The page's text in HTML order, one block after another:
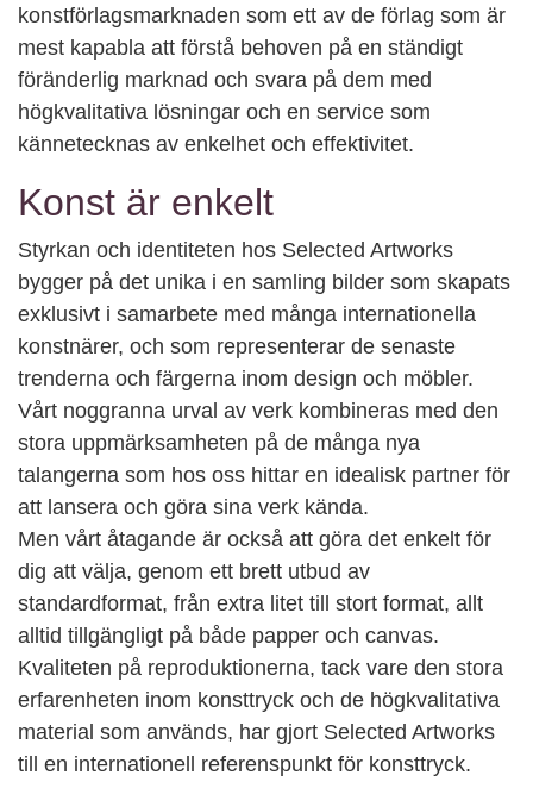
konstförlagsmarknaden som ett av de förlag som är
mest kapabla att förstå behoven på en ständigt
föränderlig marknad och svara på dem med
högkvalitativa lösningar och en service som
kännetecknas av enkelhet och effektivitet.
Konst är enkelt
Styrkan och identiteten hos Selected Artworks
bygger på det unika i en samling bilder som skapats
exklusivt i samarbete med många internationella
konstnärer, och som representerar de senaste
trenderna och färgerna inom design och möbler.
Vårt noggranna urval av verk kombineras med den
stora uppmärksamheten på de många nya
talangerna som hos oss hittar en idealisk partner för
att lansera och göra sina verk kända.
Men vårt åtagande är också att göra det enkelt för
dig att välja, genom ett brett utbud av
standardformat, från extra litet till stort format, allt
alltid tillgängligt på både papper och canvas.
Kvaliteten på reproduktionerna, tack vare den stora
erfarenheten inom konsttryck och de högkvalitativa
material som används, har gjort Selected Artworks
till en internationell referenspunkt för konsttryck.